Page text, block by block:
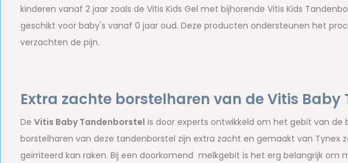
kinderen vanaf 2 jaar zoals de Vitis Kids Gel met bijhorende Vitis Kids
geschikt voor baby's vanaf 0 jaar oud. Deze producten ondersteunen het
verzachten de pijn.
Extra zachte borstelharen van de Vitis Baby
De Vitis Baby Tandenborstel is door experts ontwikkeld om het gebit van de
borstelharen van deze tandenborstel zijn extra zacht en gemaakt van Tynex
geïrriteerd kan raken. Bij een doorkomend melkgebit is het erg belangrijk